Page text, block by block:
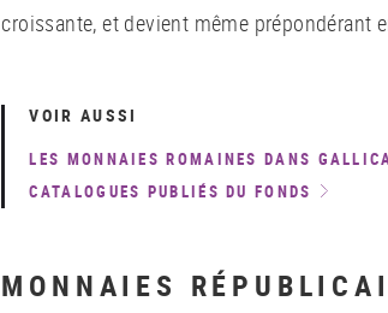
croissante, et devient même prépondérant
VOIR AUSSI
LES MONNAIES ROMAINES DANS
CATALOGUES PUBLIÉS DU FONDS
MONNAIES